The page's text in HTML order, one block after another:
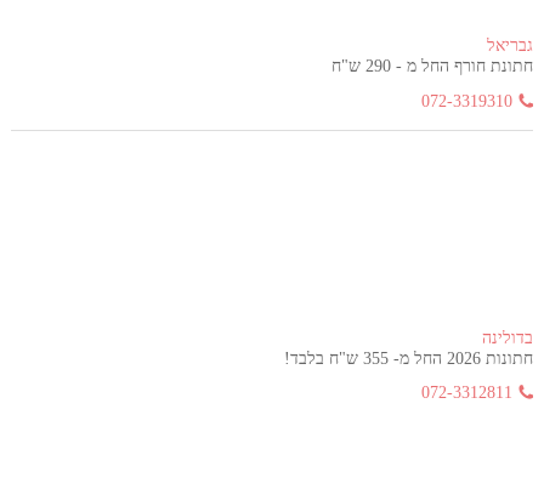
גבריאל
חתונת חורף החל מ - 290 ש"ח
072-3319310
בדולינה
חתונות 2026 החל מ- 355 ש"ח בלבד!
072-3312811